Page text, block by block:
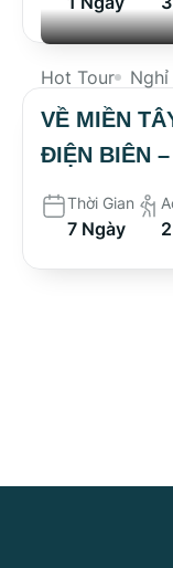
Hot Tour
VỀ MIỀN
ĐIỆN BIÊN
Thời Gian
7 Ngày